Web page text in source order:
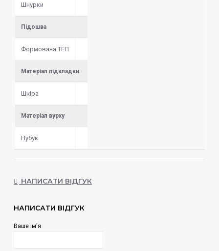
Шнурки
Підошва
Формована ТЕП
Матеріал підкладки
Шкіра
Матеріал вурху
Нубук
НАПИСАТИ ВІДГУК
НАПИСАТИ ВІДГУК
Ваше ім'я